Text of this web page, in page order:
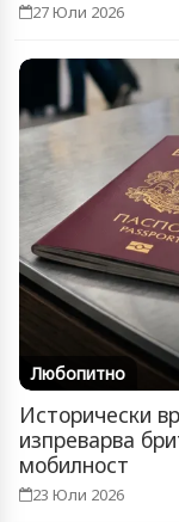
27 Юли 2026
Любопитно
Исторически
изпреварва
мобилност
23 Юли 2026